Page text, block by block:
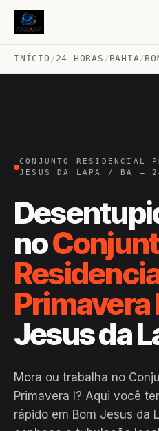
INÍCIO /24 HORAS /BAHIA/
CONJUNTO RESIDENCIAL
JESUS DA LAPA / BA —
no
Primavera
Jesus da
Mora ou trabalha no
Primavera I? Aqui você
rápido em Bom Jesus da